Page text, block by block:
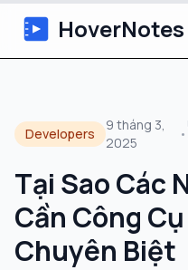
HoverNotes
Ghi
Developers
9 tháng 3,
2025
•
Tại Sao Các
Cần Công
Chuyên Biệt